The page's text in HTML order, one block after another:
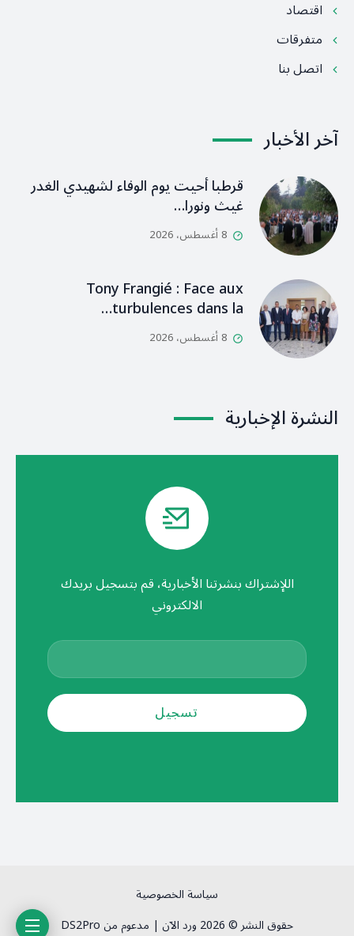
اقتصاد
متفرقات
اتصل بنا
آخر الأخبار
قرطبا أحيت يوم الوفاء لشهيدي الغدر
غيث ونورا…
8 أغسطس، 2026
Tony Frangié : Face aux
turbulences dans la…
8 أغسطس، 2026
النشرة الإخبارية
اللإشتراك بنشرتنا الأخبارية، قم بتسجيل بريدك
الالكتروني
سياسة الخصوصية
حقوق النشر © 2026 ورد الآن | مدعوم من DS2Pro